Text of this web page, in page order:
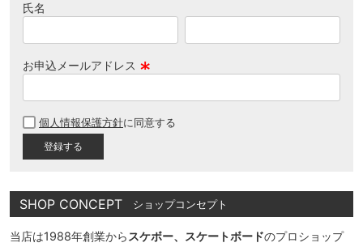
氏名
お申込メールアドレス
須
個人情報保護方針に同意する
SHOP CONCEPT ショップコンセプト
当店は1988年創業から スケボー、スケートボードのプロショップ